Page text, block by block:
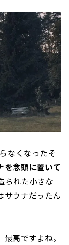
なくなったそ
を念頭に置いて
られた小さな
サウナだったん
高ですよね。